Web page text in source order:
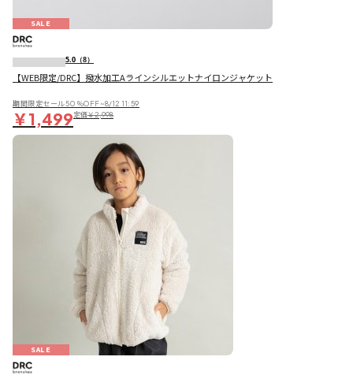
SALE
5.0 （8）
【WEB限定/DRC】撥水加工Aラインシルエットナイロンジャケット
期間限定セール50％OFF~8/12 11:59
￥1,499定価￥2,998
SALE